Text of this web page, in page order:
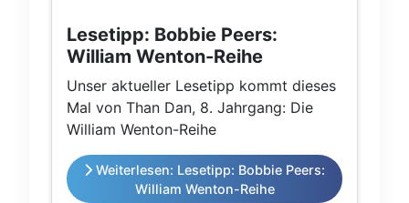
Lesetipp: Bobbie Peers:
William Wenton-Reihe
Unser aktueller Lesetipp kommt dieses
Mal von Than Dan, 8. Jahrgang: Die
William Wenton-Reihe
William Wenton-Reihe